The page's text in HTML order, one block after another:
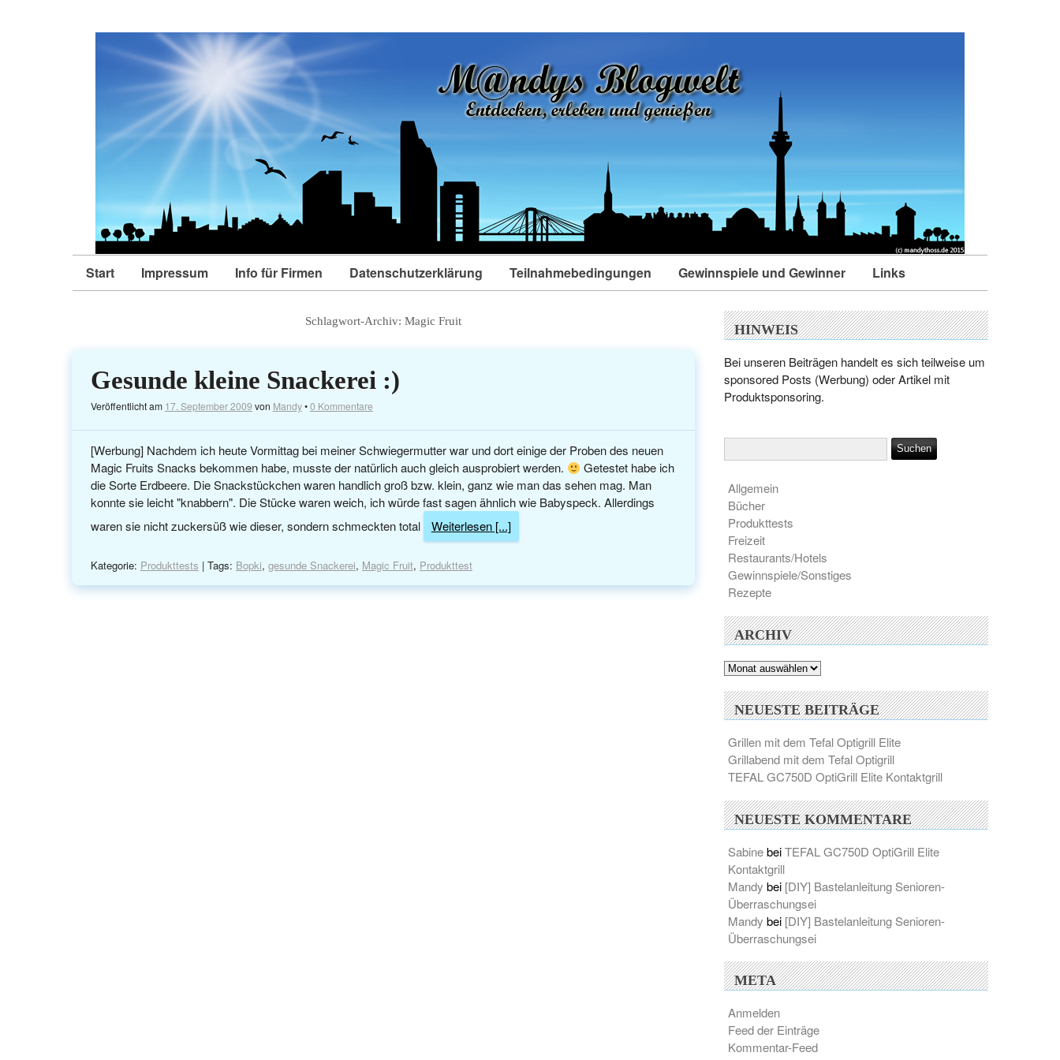
Start Impressum Info für Firmen Datenschutzerklärung Teilnahmebedingungen Gewinnspiele und Gewinner Links
Schlagwort-Archiv:Magic Fruit
Gesunde kleine Snackerei :)
Veröffentlicht am 17. September 2009 von Mandy•0 Kommentare
[Werbung] Nachdem ich heute Vormittag bei meiner Schwiegermutter war und dort einige der Proben des neuen
Magic Fruits Snacks bekommen habe, musste der natürlich auch gleich ausprobiert werden.
Getestet habe ich
die Sorte Erdbeere. Die Snackstückchen waren handlich groß bzw. klein, ganz wie man das sehen mag. Man
konnte sie leicht "knabbern". Die Stücke waren weich, ich würde fast sagen ähnlich wie Babyspeck. Allerdings
waren sie nicht zuckersüß wie dieser, sondern schmeckten total
Weiterlesen [...]
Kategorie: Produkttests | Tags: Bopki, gesunde Snackerei, Magic Fruit, Produkttest
HINWEIS
Bei unseren Beiträgen handelt es sich teilweise um
sponsored Posts (Werbung) oder Artikel mit
Produktsponsoring.
Allgemein
Bücher
Produkttests
Freizeit
Restaurants/Hotels
Gewinnspiele/Sonstiges
Rezepte
ARCHIV
Archiv
NEUESTE BEITRÄGE
Grillen mit dem Tefal Optigrill Elite
Grillabend mit dem Tefal Optigrill
TEFAL GC750D OptiGrill Elite Kontaktgrill
NEUESTE KOMMENTARE
SabinebeiTEFAL GC750D OptiGrill Elite
Kontaktgrill
Mandy bei [DIY] Bastelanleitung Senioren-
Überraschungsei
Mandy bei [DIY] Bastelanleitung Senioren-
Überraschungsei
META
Anmelden
Feed der Einträge
Kommentar-Feed